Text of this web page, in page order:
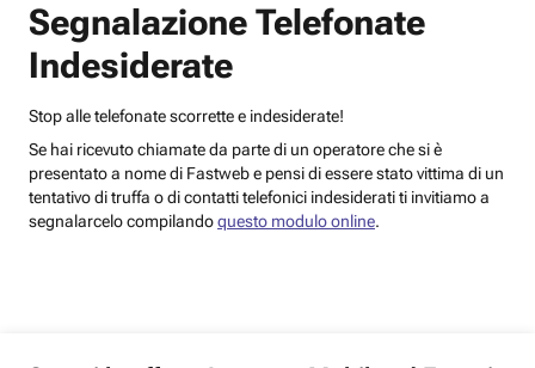
Segnalazione Telefonate
Indesiderate
Stop alle telefonate scorrette e indesiderate!
Se hai ricevuto chiamate da parte di un operatore che si è
presentato a nome di Fastweb e pensi di essere stato vittima di un
tentativo di truffa o di contatti telefonici indesiderati ti invitiamo a
segnalarcelo compilandoquesto modulo online.